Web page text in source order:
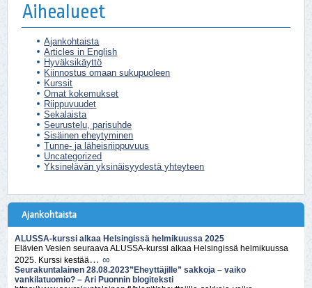
Aihealueet
Ajankohtaista
Articles in English
Hyväksikäyttö
Kiinnostus omaan sukupuoleen
Kurssit
Omat kokemukset
Riippuvuudet
Sekalaista
Seurustelu, parisuhde
Sisäinen eheytyminen
Tunne- ja läheisriippuvuus
Uncategorized
Yksinelävän yksinäisyydestä yhteyteen
Ajankohtaista
ALUSSA-kurssi alkaa Helsingissä helmikuussa 2025
Elävien Vesien seuraava ALUSSA-kurssi alkaa Helsingissä helmikuussa
2025. Kurssi kestää… ∞
Seurakuntalainen 28.08.2023”Eheyttäjille” sakkoja – vaiko
vankilatuomio? – Ari Puonnin blogiteksti